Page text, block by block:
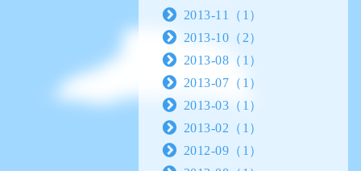
2013-11（1）
2013-10（2）
2013-08（1）
2013-07（1）
2013-03（1）
2013-02（1）
2012-09（1）